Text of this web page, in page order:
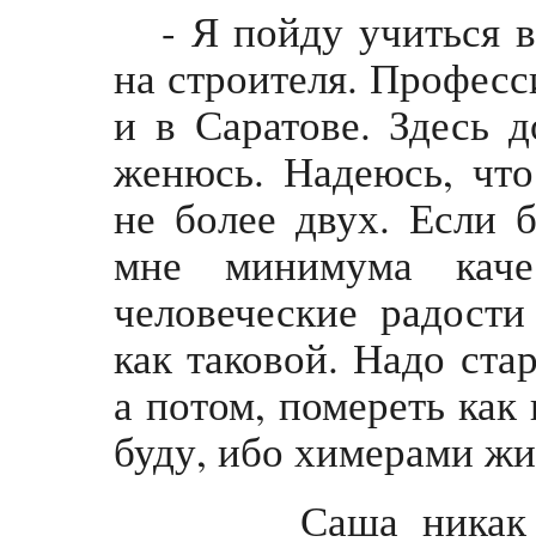
- Я пойду учиться
на строителя.
и в Саратове. Здесь
женюсь. Надеюсь,
не более двух. Если
мне минимума
человеческие
как таковой. Надо
а потом, помереть
буду, ибо химерами
Саша никак